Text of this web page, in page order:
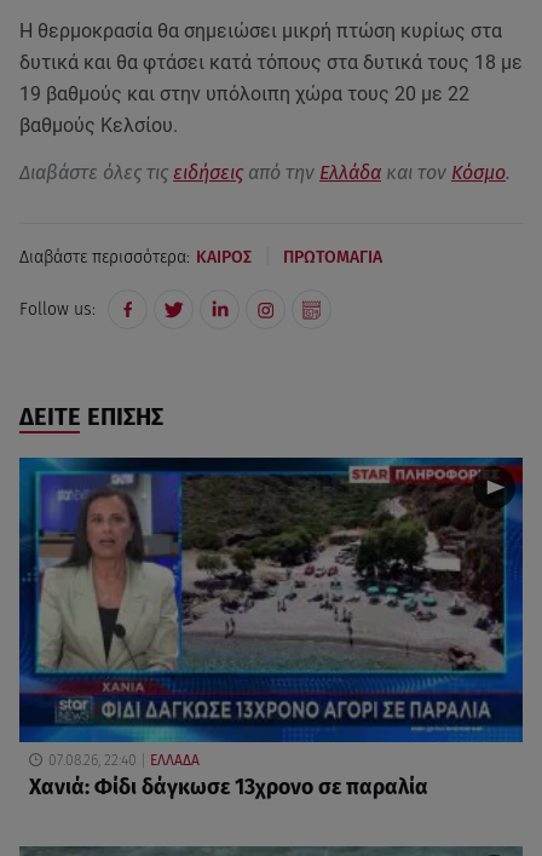
Η θερμοκρασία θα σημειώσει μικρή πτώση κυρίως στα
δυτικά και θα φτάσει κατά τόπους στα δυτικά τους 18 με
19 βαθμούς και στην υπόλοιπη χώρα τους 20 με 22
βαθμούς Κελσίου.
Διαβάστε όλες τις ειδήσεις από την Ελλάδα και τον Κόσμο.
Διαβάστε περισσότερα: ΚΑΙΡΟΣ ΠΡΩΤΟΜΑΓΙΑ
Follow us:
ΔΕΙΤΕ ΕΠΙΣΗΣ
07.08.26, 22:40 ΕΛΛΑΔΑ
Χανιά: Φίδι δάγκωσε 13χρονο σε παραλία